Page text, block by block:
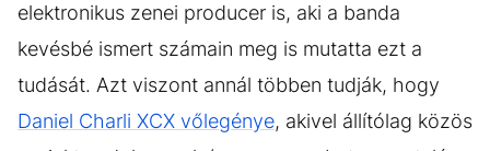
elektronikus zenei producer is, aki a banda
kevésbé ismert számain meg is mutatta ezt a
tudását. Azt viszont annál többen tudják, hogy
Daniel Charli XCX vőlegénye, akivel állítólag közös